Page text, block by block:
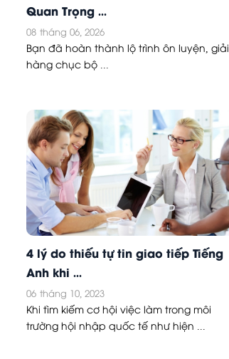
Quan Trọng ...
08 tháng 06, 2026
Bạn đã hoàn thành lộ trình ôn luyện, giải
hàng chục bộ ...
4 lý do thiếu tự tin giao tiếp Tiếng
Anh khi ...
06 tháng 10, 2023
Khi tìm kiếm cơ hội việc làm trong môi
trường hội nhập quốc tế như hiện ...